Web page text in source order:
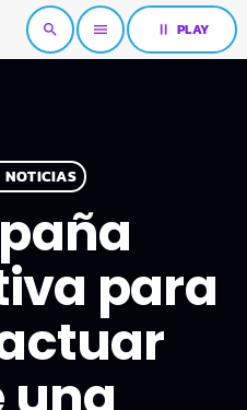
search menu pause PLAY
para